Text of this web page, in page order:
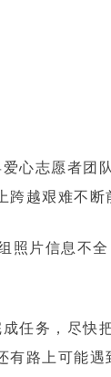
心志愿者团
越艰难不断
片信息不
任务，尽快
路上可能